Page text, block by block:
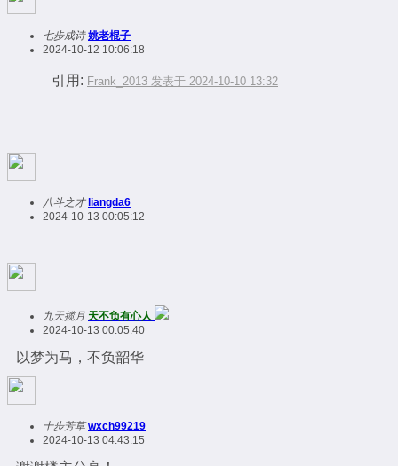
七步成诗 姚老棍子
2024-10-12 10:06:18
引用: Frank_2013 发表于 2024-10-10 13:32
八斗之才 liangda6
2024-10-13 00:05:12
九天揽月 天不负有心人
2024-10-13 00:05:40
以梦为马，不负韶华
十步芳草 wxch99219
2024-10-13 04:43:15